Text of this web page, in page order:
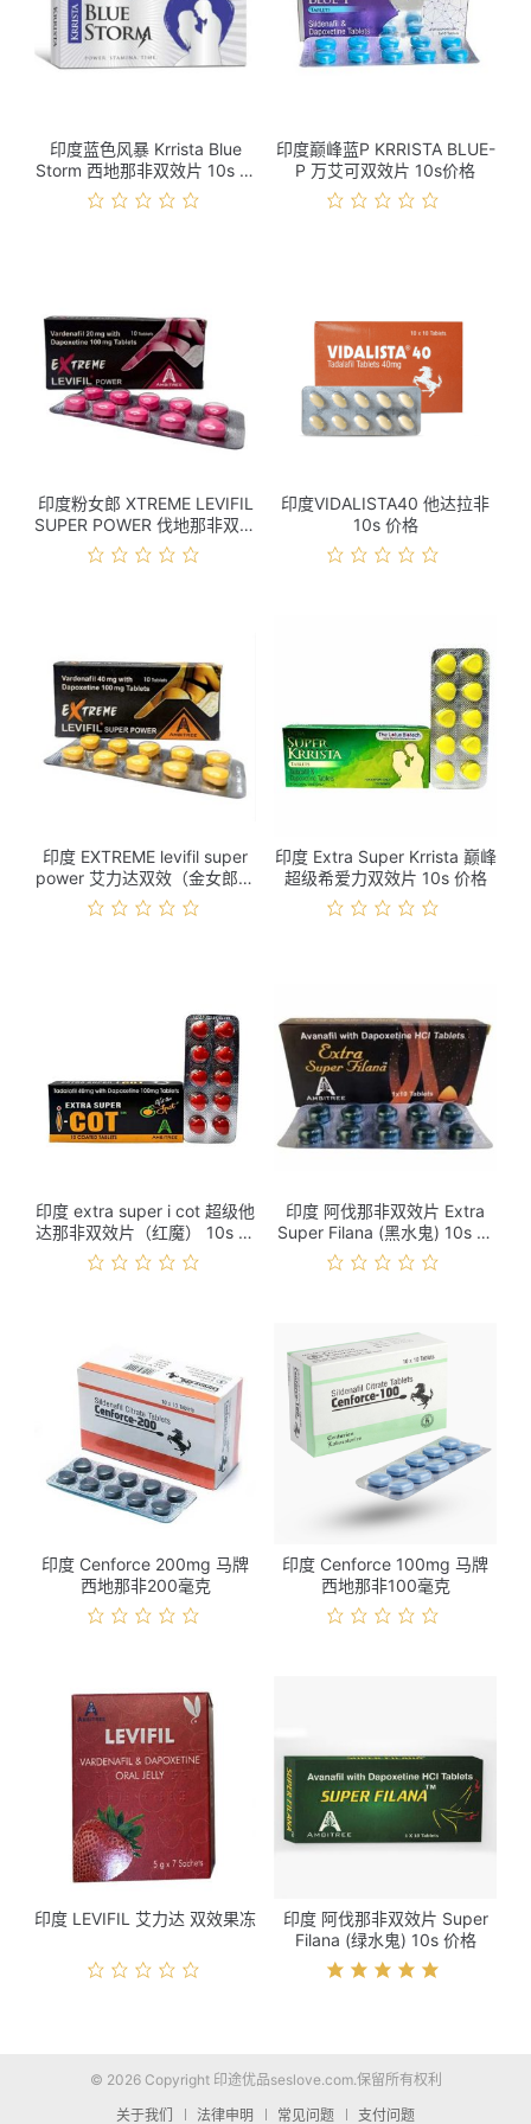
印度蓝色风暴 Krrista Blue
Storm 西地那非双效片 10s 价
格
印度巅峰蓝P KRRISTA BLUE-
P 万艾可双效片 10s价格
印度粉女郎 XTREME LEVIFIL
SUPER POWER 伐地那非双效
10s 价格
印度VIDALISTA40 他达拉非
10s 价格
印度 EXTREME levifil super
power 艾力达双效（金女郎）
10s 价格
印度 Extra Super Krrista 巅峰
超级希爱力双效片 10s 价格
印度 extra super i cot 超级他
达那非双效片（红魔） 10s 价
格
印度 阿伐那非双效片 Extra
Super Filana (黑水鬼) 10s 价
格
印度 Cenforce 200mg 马牌
西地那非200毫克
印度 Cenforce 100mg 马牌
西地那非100毫克
印度 LEVIFIL 艾力达 双效果冻
印度 阿伐那非双效片 Super
Filana (绿水鬼) 10s 价格
© 2026 Copyright 印途优品seslove.com.保留所有权利
关于我们
法律申明 常见问题 支付问题